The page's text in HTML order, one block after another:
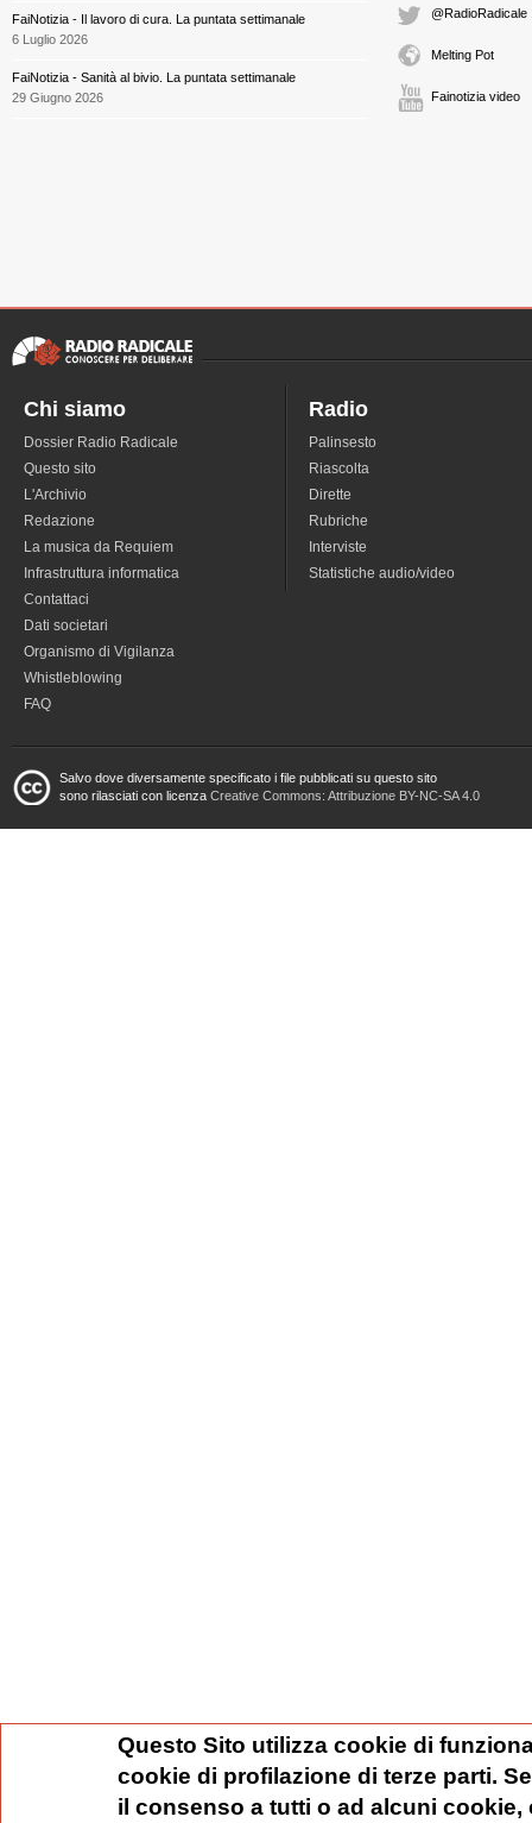
FaiNotizia - Il lavoro di cura. La puntata settimanale
6 Luglio 2026
FaiNotizia - Sanità al bivio. La puntata settimanale
29 Giugno 2026
@RadioRadicale
Melting Pot
Fainotizia video
Chi siamo
Dossier Radio Radicale
Questo sito
L'Archivio
Redazione
La musica da Requiem
Infrastruttura informatica
Contattaci
Dati societari
Organismo di Vigilanza
Whistleblowing
FAQ
Radio
Palinsesto
Riascolta
Dirette
Rubriche
Interviste
Statistiche audio/video
Salvo dove diversamente specificato i file pubblicati su questo sito
sono rilasciati con licenza Creative Commons: Attribuzione BY-NC-SA 4.0
Questo Sito utilizza cookie di
cookie di profilazione di terze parti.
il consenso a tutti o ad alcuni